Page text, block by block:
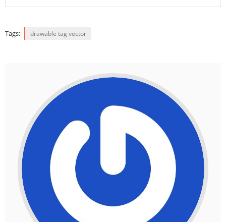
Tags: drawable tag vector